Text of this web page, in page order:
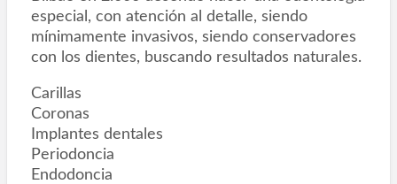
especial, con atención al detalle, siendo
mínimamente invasivos, siendo conservadores
con los dientes, buscando resultados naturales.
Carillas
Coronas
Implantes dentales
Periodoncia
Endodoncia